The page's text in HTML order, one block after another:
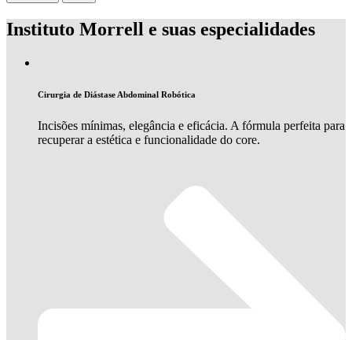
Instituto Morrell e suas especialidades
Cirurgia de Diástase Abdominal Robótica
Incisões mínimas, elegância e eficácia. A fórmula perfeita para
recuperar a estética e funcionalidade do core.